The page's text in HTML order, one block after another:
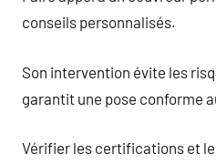
conseils personnalisés.
Son intervention évite les
garantit une pose conforme
Vérifier les certifications et